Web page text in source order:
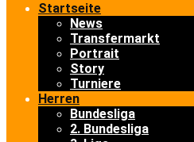
Startseite
News
Transfermarkt
Portrait
Story
Turniere
Herren
Bundesliga
2. Bundesliga